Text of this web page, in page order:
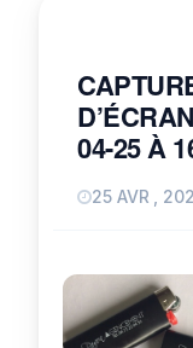
04-25 À
25 AVR ,